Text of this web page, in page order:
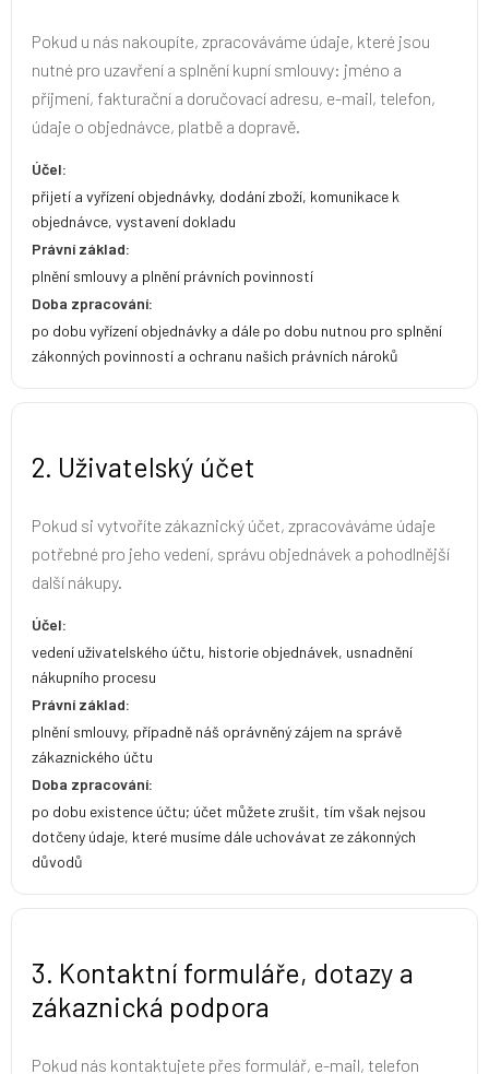
Pokud u nás nakoupíte, zpracováváme údaje, které jsou
nutné pro uzavření a splnění kupní smlouvy: jméno a
příjmení, fakturační a doručovací adresu, e-mail, telefon,
údaje o objednávce, platbě a dopravě.
Účel:
přijetí a vyřízení objednávky, dodání zboží, komunikace k
objednávce, vystavení dokladu
Právní základ:
plnění smlouvy a plnění právních povinností
Doba zpracování:
po dobu vyřízení objednávky a dále po dobu nutnou pro splnění
zákonných povinností a ochranu našich právních nároků
2. Uživatelský účet
Pokud si vytvoříte zákaznický účet, zpracováváme údaje
potřebné pro jeho vedení, správu objednávek a pohodlnější
další nákupy.
Účel:
vedení uživatelského účtu, historie objednávek, usnadnění
nákupního procesu
Právní základ:
plnění smlouvy, případně náš oprávněný zájem na správě
zákaznického účtu
Doba zpracování:
po dobu existence účtu; účet můžete zrušit, tím však nejsou
dotčeny údaje, které musíme dále uchovávat ze zákonných
důvodů
3. Kontaktní formuláře, dotazy a
zákaznická podpora
Pokud nás kontaktujete přes formulář, e-mail, telefon